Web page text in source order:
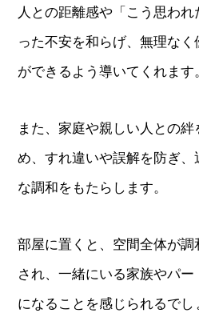
人との距離感や「こう思わ
った不安を和らげ、無理な
ができるよう導いてくれます
また、家庭や親しい人との
め、すれ違いや誤解を防ぎ
な調和をもたらします。
部屋に置くと、空間全体が調
され、一緒にいる家族やパ
になることを感じられるでし